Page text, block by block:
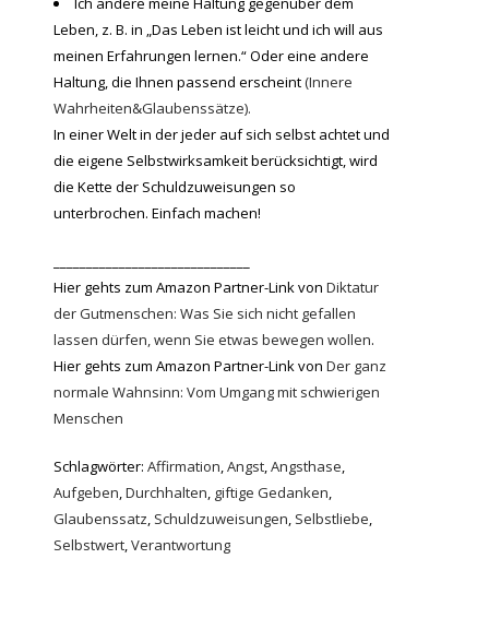
Leben, z. B. in „Das Leben ist leicht und ich will aus
meinen Erfahrungen lernen.“ Oder eine andere
Haltung, die Ihnen passend erscheint(Innere
Wahrheiten&Glaubenssätze).
In einer Welt in der jeder auf sich selbst achtet und
die eigene Selbstwirksamkeit berücksichtigt, wird
die Kette der Schuldzuweisungen so
unterbrochen. Einfach machen!
Hier gehts zum Amazon Partner-Link von Diktatur
der Gutmenschen: Was Sie sich nicht gefallen
lassen dürfen, wenn Sie etwas bewegen wollen.
Hier gehts zum Amazon Partner-Link von Der ganz
normale Wahnsinn: Vom Umgang mit schwierigen
Menschen
Schlagwörter: Affirmation,Angst,Angsthase,
Aufgeben,Durchhalten, giftige Gedanken,
Glaubenssatz, Schuldzuweisungen, Selbstliebe,
Selbstwert,Verantwortung